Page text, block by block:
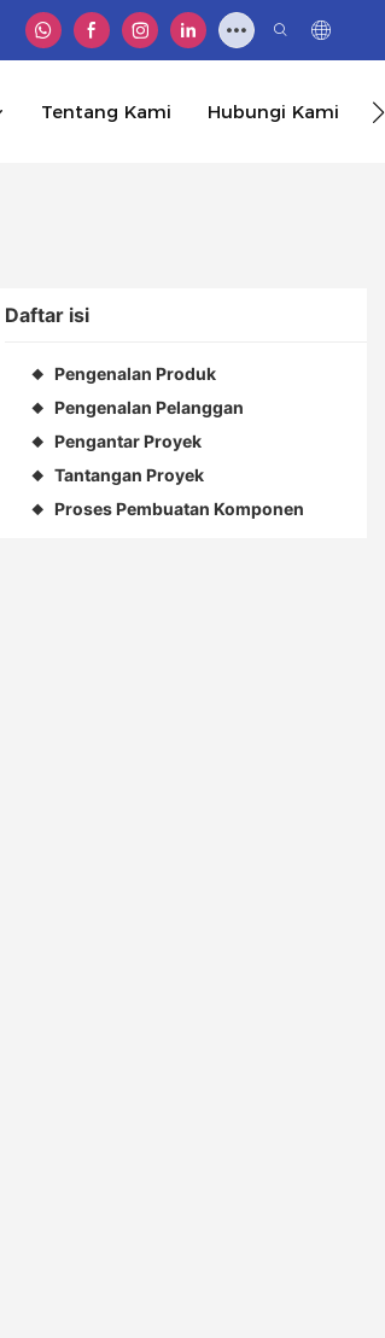
Tentang Kami Hubungi Kami
Daftar isi
◆ Pengenalan Produk
◆ Pengenalan Pelanggan
◆ Pengantar Proyek
◆ Tantangan Proyek
◆ Proses Pembuatan Komponen